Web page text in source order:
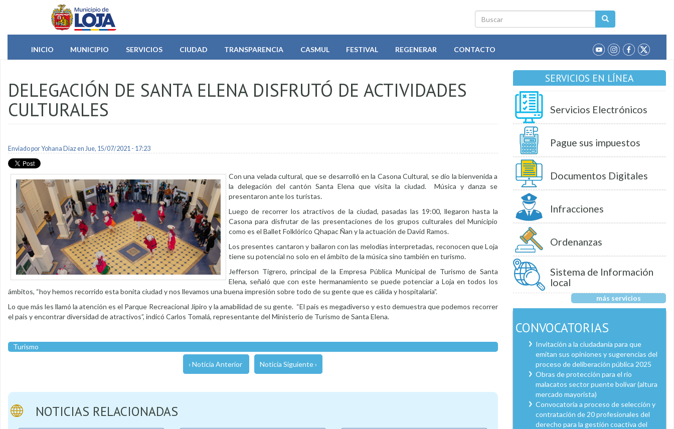
Pasar al contenido principal
Buscar
INICIO
MUNICIPIO SERVICIOS CIUDAD TRANSPARENCIA CASMUL FESTIVAL REGENERAR CONTACTO
DELEGACIÓN DE SANTA ELENA DISFRUTÓ DE ACTIVIDADES
CULTURALES
Enviado porYohana Diazen Jue, 15/07/2021 - 17:23
Con una velada cultural, que se desarrolló en la Casona Cultural, se dio la bienvenida a
la delegación del cantón Santa Elena que visita la ciudad. Música y danza se
presentaron ante los turistas.
Luego de recorrer los atractivos de la ciudad, pasadas las 19:00, llegaron hasta la
Casona para disfrutar de las presentaciones de los grupos culturales del Municipio
como es el Ballet Folklórico Qhapac Ñan y la actuación de David Ramos.
Los presentes cantaron y bailaron con las melodías interpretadas, reconocen que Loja
tiene su potencial no solo en el ámbito de la música sino también en turismo.
Jefferson Tigrero, principal de la Empresa Pública Municipal de Turismo de Santa
Elena, señaló que con este hermanamiento se puede potenciar a Loja en todos los
ámbitos, “hoy hemos recorrido esta bonita ciudad y nos llevamos una buena impresión sobre todo de su gente que es cálida y hospitalaria”.
Lo que más les llamó la atención es el Parque Recreacional Jipiro y la amabilidad de su gente. “El país es megadiverso y esto demuestra que podemos recorrer
el país y encontrar diversidad de atractivos”, indicó Carlos Tomalá, representante del Ministerio de Turismo de Santa Elena.
Turismo
‹ Noticia Anterior Noticia Siguiente ›
NOTICIAS RELACIONADAS
SERVICIOS EN LÍNEA
Servicios Electrónicos
Pague sus impuestos
Documentos Digitales
Infracciones
Ordenanzas
Sistema de Información
local
más servicios
CONVOCATORIAS
Invitación a la ciudadanía para que
emitan sus opiniones y sugerencias del
proceso de deliberación pública 2025
Obras de protección para el río
malacatos sector puente bolívar (altura
mercado mayorista)
Convocatoria a proceso de selección y
contratación de 20 profesionales del
derecho para la gestión coactiva del